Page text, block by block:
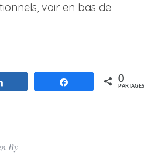
voir en bas de
Partagez 0
PARTAGES
By